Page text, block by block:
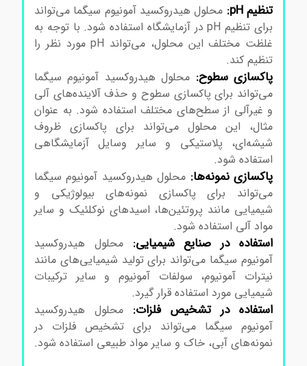
تنظیم pH:
محلول هیدروکسید آمونیوم سیگما می‌تواند
برای تنظیم pH در آزمایشگاه استفاده شود. با توجه به
غلظت مختلف این محلول، می‌تواند pH مورد نظر را
تنظیم کند.
پاکسازی سطوح:محلول هیدروکسید آمونیوم سیگما
می‌تواند برای پاکسازی سطوح و حذف آلاینده‌های آلی
و غیرآلی از سطح‌های مختلف استفاده شود. به عنوان
مثال، این محلول می‌تواند برای پاکسازی ظروف
شیشه‌ای، پلاستیکی و سایر وسایل آزمایشگاهی
استفاده شود.
پاکسازی نمونه‌ها:محلول هیدروکسید آمونیوم سیگما
می‌تواند برای پاکسازی نمونه‌های بیولوژیکی و
شیمیایی مانند پروتئین‌ها، اسیدهای نوکلئیک و سایر
مواد آلی استفاده شود.
استفاده در صنایع شیمیایی:محلول هیدروکسید
آمونیوم سیگما می‌تواند برای تولید شیمیایی‌های مانند
نیترات آمونیوم، سولفات آمونیوم و سایر ترکیبات
شیمیایی مورد استفاده قرار گیرد.
استفاده در تشخیص فلزات:محلول هیدروکسید
آمونیوم سیگما می‌تواند برای تشخیص فلزات در
نمونه‌های آبی، خاک و سایر مواد طبیعی استفاده شود.